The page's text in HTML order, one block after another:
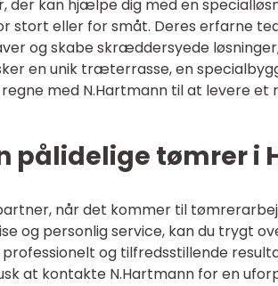
der kan hjælpe dig med en
stort eller for småt. Deres erfarne
og skabe skræddersyede
en unik træterrasse, en
med N.Hartmann til at levere
pålidelige tømrer i
når det kommer til
og personlig service, kan du trygt
og tilfredsstillende
at kontakte N.Hartmann for en